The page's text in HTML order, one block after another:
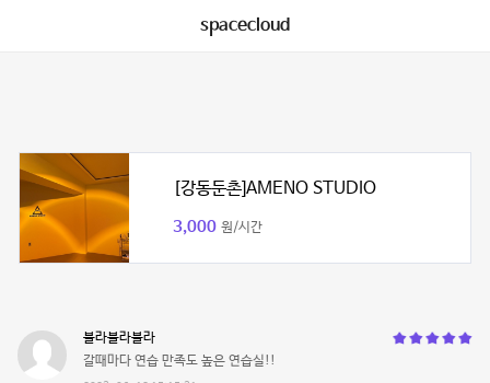
spacecloud
[강동둔촌]AMENO STUDIO
3,000 원/시간
블라블라블라
갈때마다 연습 만족도 높은 연습실!!